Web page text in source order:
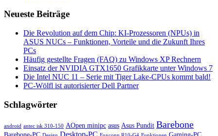
Neueste Beiträge
Die Revolution auf dem Chip: KI-Prozessoren (NPUs) in
ASUS NUCs – Funktionen, Vorteile und die Zukunft Ihres
PCs
Häufig gestellte Fragen (FAQ) zu Windows XP Rechnern
Einsatz der NVIDIA GTX1650 Grafikkarte unter Windows 7
Die Intel NUC 11 – Serie mit Tiger Lake-CPUs kommt bald!
PC-Wölfl ist autorisierter Dell Partner
Schlagwörter
android antec isk 310-150 AOpen minipc asus Asus Pundit Barebone
Desktop-PC